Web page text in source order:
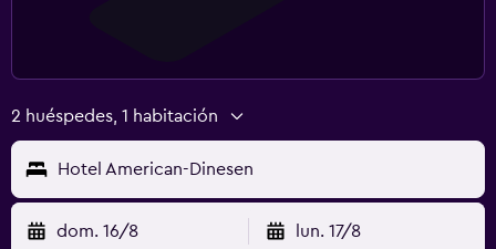
2 huéspedes, 1 habitación
Hotel American-Dinesen
dom. 16/8 lun. 17/8